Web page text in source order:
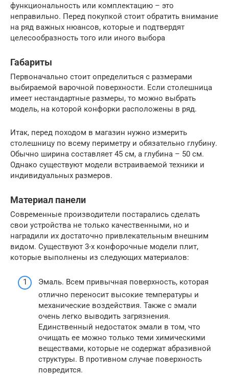
функциональность или комплектацию – это
неправильно. Перед покупкой стоит обратить внимание
на ряд важных нюансов, которые и подтвердят
целесообразность того или иного выбора
Габариты
Первоначально стоит определиться с размерами
выбираемой варочной поверхности. Если столешница
имеет нестандартные размеры, то можно выбрать
модель, на которой конфорки расположены в ряд.
Итак, перед походом в магазин нужно измерить
столешницу по всему периметру и обязательно глубину.
Обычно ширина составляет 45 см, а глубина – 50 см.
Однако существуют модели встраиваемой техники и
индивидуальных размеров.
Материал панели
Современные производители постарались сделать
свои устройства не только качественными, но и
наградили их достаточно привлекательным внешним
видом. Существуют 3-х конфорочные модели плит,
которые выполнены из следующих материалов:
Эмаль. Всем привычная поверхность, которая
отлично переносит высокие температуры и
механические воздействия. Также с эмали
очень легко выводить загрязнения.
Единственный недостаток эмали в том, что
очищать ее можно только теми химическими
веществами, которые не содержат абразивной
структуры. В противном случае поверхность
повредится.